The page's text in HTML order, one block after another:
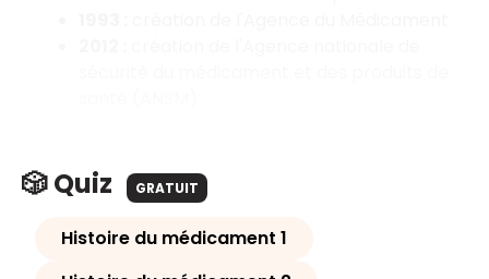
🎲 Quiz GRATUIT
Histoire du médicament 1